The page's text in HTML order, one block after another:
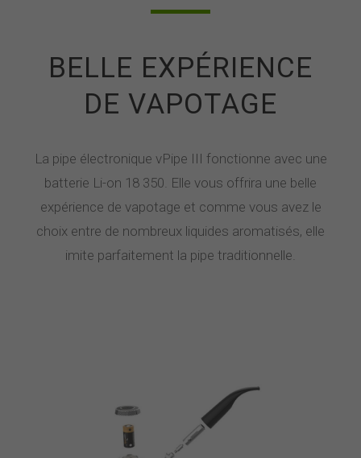
BELLE EXPÉRIENCE
DE VAPOTAGE
La pipe électronique vPipe III fonctionne avec une
batterie Li-on 18 350. Elle vous offrira une belle
expérience de vapotage et comme vous avez le
choix entre de nombreux liquides aromatisés, elle
imite parfaitement la pipe traditionnelle.